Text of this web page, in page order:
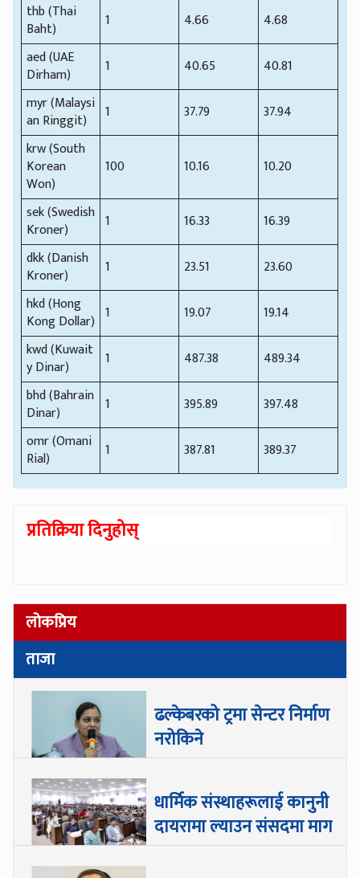
thb (Thai
Baht)
1 4.66
4.68
aed (UAE
Dirham)
1 40.65
40.81
myr (Malaysi
an Ringgit)
1 37.79
37.94
krw (South
Korean
Won)
100 10.16 10.20
sek (Swedish
Kroner)
1 16.33
16.39
dkk (Danish
Kroner)
1 23.51
23.60
hkd (Hong
Kong Dollar) 1 19.07
19.14
kwd (Kuwait
y Dinar)
1 487.38
489.34
bhd (Bahrain
Dinar)
1 395.89
397.48
omr (Omani
Rial)
1 387.81 389.37
प्रतिक्रिया दिनुहोस्
लोकप्रिय
ताजा
ढल्केबरको ट्रमा सेन्टर निर्माण
नरोकिने
धार्मिक संस्थाहरूलाई कानुनी
दायरामा ल्याउन संसदमा माग